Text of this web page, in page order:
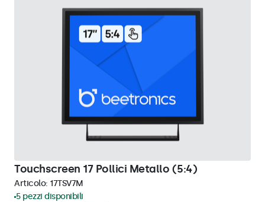
Touchscreen 17 Pollici Metallo (5:4)
Articolo: 17TSV7M
5 pezzi disponibili